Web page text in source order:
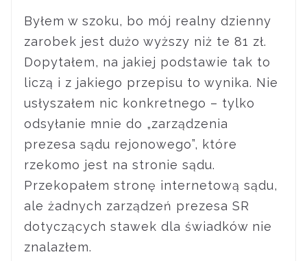
Byłem w szoku, bo mój realny dzienny
zarobek jest dużo wyższy niż te 81 zł.
Dopytałem, na jakiej podstawie tak to
liczą i z jakiego przepisu to wynika. Nie
usłyszałem nic konkretnego – tylko
odsyłanie mnie do „zarządzenia
prezesa sądu rejonowego”, które
rzekomo jest na stronie sądu.
Przekopałem stronę internetową sądu,
ale żadnych zarządzeń prezesa SR
dotyczących stawek dla świadków nie
znalazłem.